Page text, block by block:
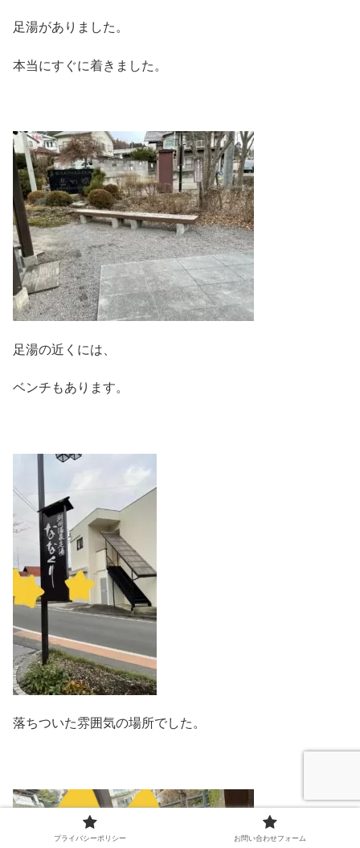
足湯がありました。
本当にすぐに着きました。
足湯の近くには、
ベンチもあります。
落ちついた雰囲気の場所でした。
プライバシーポリシー お問い合わせフォーム